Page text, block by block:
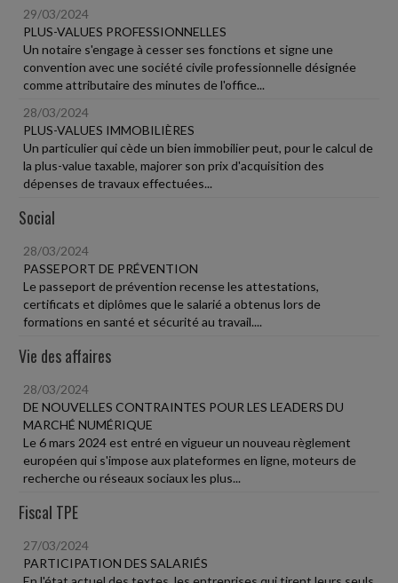
29/03/2024
PLUS-VALUES PROFESSIONNELLES
Un notaire s'engage à cesser ses fonctions et signe une
convention avec une société civile professionnelle désignée
comme attributaire des minutes de l'office...
28/03/2024
PLUS-VALUES IMMOBILIÈRES
Un particulier qui cède un bien immobilier peut, pour le calcul de
la plus-value taxable, majorer son prix d'acquisition des
dépenses de travaux effectuées...
Social
28/03/2024
PASSEPORT DE PRÉVENTION
Le passeport de prévention recense les attestations,
certificats et diplômes que le salarié a obtenus lors de
formations en santé et sécurité au travail....
Vie des affaires
28/03/2024
DE NOUVELLES CONTRAINTES POUR LES LEADERS DU
MARCHÉ NUMÉRIQUE
Le 6 mars 2024 est entré en vigueur un nouveau règlement
européen qui s'impose aux plateformes en ligne, moteurs de
recherche ou réseaux sociaux les plus...
Fiscal TPE
27/03/2024
PARTICIPATION DES SALARIÉS